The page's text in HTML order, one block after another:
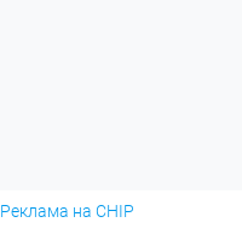
Реклама на CHIP